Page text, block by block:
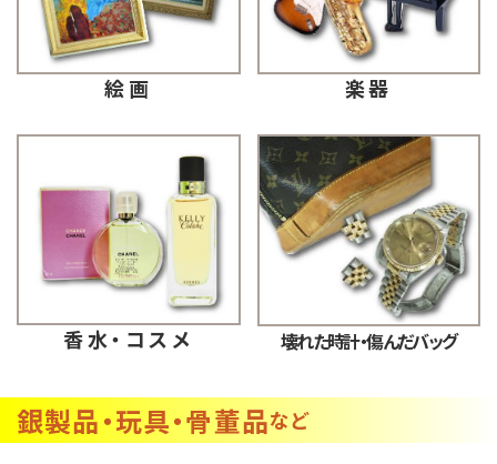
絵画 楽器
香水・コスメ 壊れた時計・傷んだバッグ
銀製品・玩具・骨董品など